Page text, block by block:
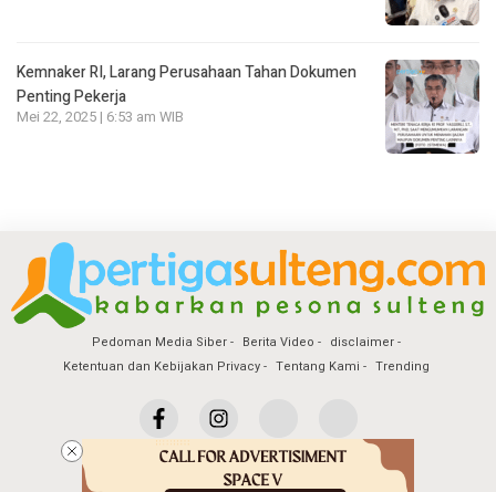
Kemnaker RI, Larang Perusahaan Tahan Dokumen
Penting Pekerja
Mei 22, 2025 | 6:53 am WIB
Pedoman Media Siber Berita Video
disclaimer
Ketentuan dan Kebijakan Privacy
Tentang Kami Trending
Copyright @2026 Pertiga Sulteng
All Rights Reserved